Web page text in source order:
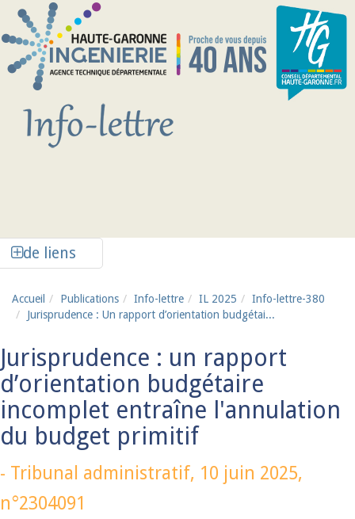
Aller au contenu principal
de liens
Accueil Publications Info-lettre IL 2025
Info-lettre-380
Jurisprudence : Un rapport d’orientation budgétai...
Jurisprudence : un rapport
d’orientation budgétaire
incomplet entraîne l'annulation
du budget primitif
- Tribunal administratif, 10 juin 2025,
n°2304091